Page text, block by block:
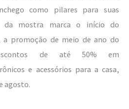
como pilares para suas
da mostra marca o início do
a promoção de meio de ano do
de até 50% em
e acessórios para a casa,
agosto.